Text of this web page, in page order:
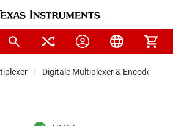
Digitale Multiplexer & Encoder